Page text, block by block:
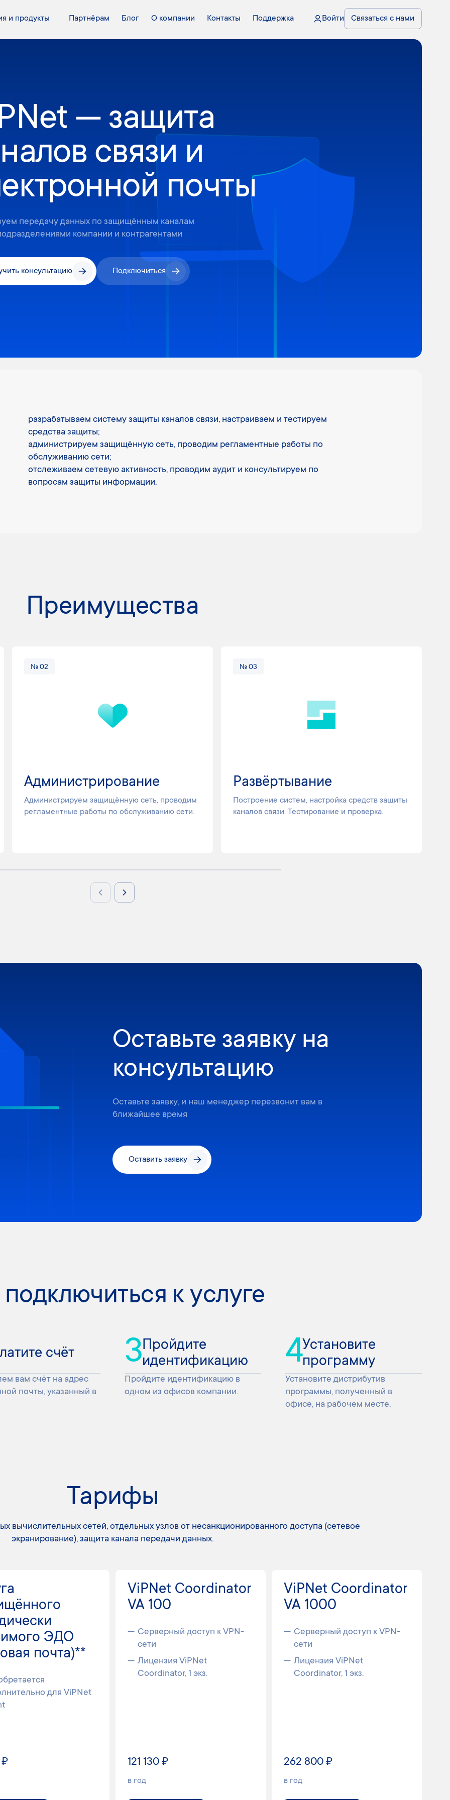
и продукты Партнёрам Блог О компании Контакты Поддержка Войти Связаться с нами
— защита
связи и
почты
передачу данных по защищённым каналам
компании и контрагентами
консультацию Подключиться
разрабатываем систему защиты каналов связи, настраиваем и тестируем
средства защиты;
администрируем защищённую сеть, проводим регламентные работы по
обслуживанию сети;
отслеживаем сетевую активность, проводим аудит и консультируем по
вопросам защиты информации.
Преимущества
№ 02
Администрирование
Администрируем защищённую сеть, проводим
регламентные работы по обслуживанию сети.
№ 03
Развёртывание
Построение систем, настройка средств защиты
каналов связи. Тестирование и проверка.
Previous slide
Next slide
Оставьте заявку на
консультацию
Оставьте заявку, и наш менеджер перезвонит вам в
ближайшее время
Оставить заявку
к услуге
счёт
вам счёт на адрес
почты, указанный в
3Пройдите
идентификацию
Пройдите идентификацию в
одном из офисов компании.
4Установите
программу
Установите дистрибутив
программы, полученный в
офисе, на рабочем месте.
Тарифы
вычислительных сетей, отдельных узлов от несанкционированного доступа (сетевое
экранирование), защита канала передачи данных.
ЭДО
почта)**
для ViPNet
ViPNet Coordinator
VA 100
Серверный доступ к VPN-
сети
Лицензия ViPNet
Coordinator, 1 экз.
121 130 ₽
в год
ViPNet Coordinator
VA 1000
Серверный доступ к VPN-
сети
Лицензия ViPNet
Coordinator, 1 экз.
262 800 ₽
в год